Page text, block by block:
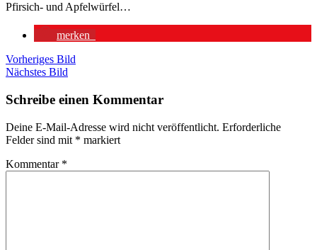
Pfirsich- und Apfelwürfel…
merken
Vorheriges Bild
Nächstes Bild
Schreibe einen Kommentar
Deine E-Mail-Adresse wird nicht veröffentlicht. Erforderliche
Felder sind mit * markiert
Kommentar *